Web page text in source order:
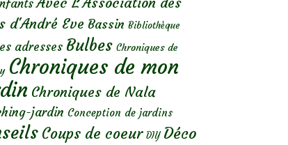
d'André Eve Bassin Bibliothèque
adresses Bulbes Chroniques de
Chroniques de mon
Chroniques de Nala
jardin Conception de jardins
Coups de coeur DIY Déco